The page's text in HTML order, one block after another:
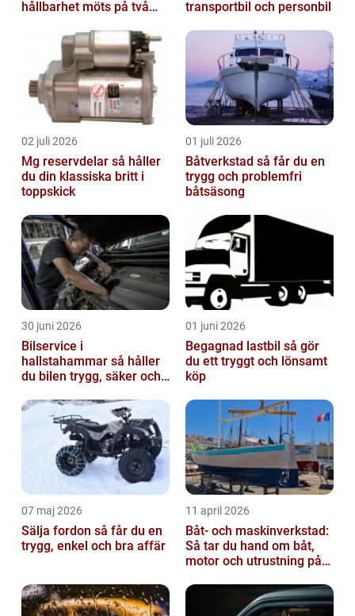
hållbarhet möts på två
transportbil och personbil
02 juli 2026
Mg reservdelar så håller
du din klassiska britt i
toppskick
01 juli 2026
Båtverkstad så får du en
trygg och problemfri
båtsäsong
30 juni 2026
Bilservice i
hallstahammar så håller
du bilen trygg, säker och
01 juni 2026
Begagnad lastbil så gör
du ett tryggt och lönsamt
köp
07 maj 2026
Sälja fordon så får du en
trygg, enkel och bra affär
11 april 2026
Båt- och maskinverkstad:
Så tar du hand om båt,
motor och utrustning på